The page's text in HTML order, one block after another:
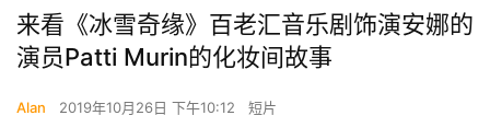
来看《冰雪奇缘》百老汇音乐剧饰演安娜的
演员Patti Murin的化妆间故事
Alan 2019年10月26日 下午10:12 短片